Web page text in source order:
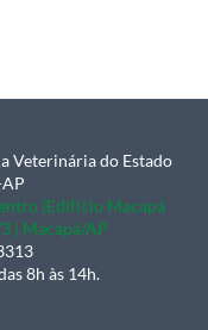
Veterinária do Estado
|Edifício Macapá
| Macapá/AP
8h às 14h.